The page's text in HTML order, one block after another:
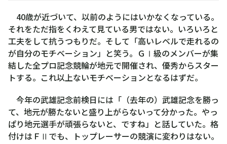
40歳が近づいて、以前のようにはいかなくなっている。
それをただ指をくわえて見ている男ではない。いろいろと
工夫をして抗うつもりだ。そして「高いレベルで走れるの
が自分のモチベーション」と笑う。ＧⅠ級のメンバーが集
結した全プロ記念競輪が地元で開催され、優秀からスター
トする。これ以上ないモチベーションとなるはずだ。
今年の武雄記念前検日には「（去年の）武雄記念を勝っ
て、地元が勝たないと盛り上がらないって分かった。やっ
ぱり地元選手が頑張らないと、ですね」と話していた。格
付けはＦⅡでも、トップレーサーの競演に変わりはない。